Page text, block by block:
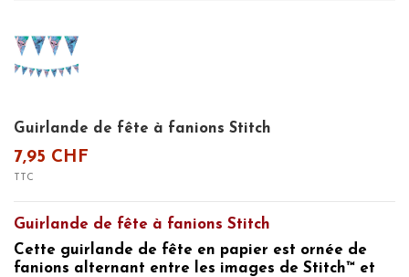
Guirlande de fête à fanions Stitch
7,95 CHF
TTC
Guirlande de fête à fanions Stitch
Cette guirlande de fête en papier est ornée de
fanions alternant entre les images de Stitch™ et